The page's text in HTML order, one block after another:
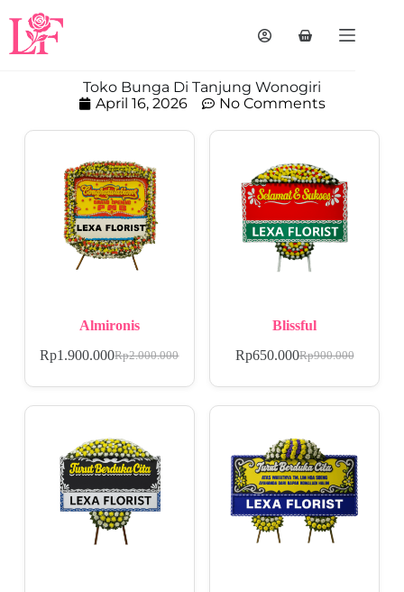
Toko Bunga Di Tanjung Wonogiri
April 16, 2026
No Comments
Almironis
Rp2.000.000
Rp1.900.000
Blissful
Rp900.000
Rp650.000